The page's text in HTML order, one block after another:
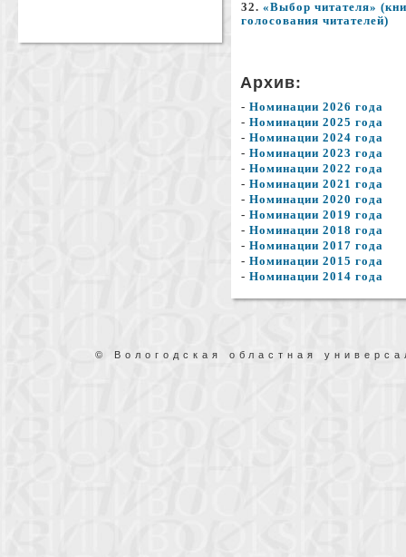
32. «Выбор читателя»
голосования читателей)
Архив:
- Номинации 2026 года
- Номинации 2025 года
- Номинации 2024 года
- Номинации 2023 года
- Номинации 2022 года
- Номинации 2021 года
- Номинации 2020 года
- Номинации 2019 года
- Номинации 2018 года
- Номинации 2017 года
- Номинации 2015 года
- Номинации 2014 года
© Вологодская областная